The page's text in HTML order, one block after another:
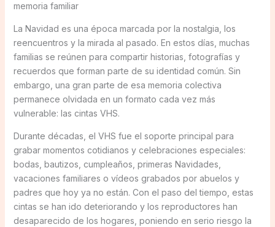
memoria familiar
La Navidad es una época marcada por la nostalgia, los
reencuentros y la mirada al pasado. En estos días, muchas
familias se reúnen para compartir historias, fotografías y
recuerdos que forman parte de su identidad común. Sin
embargo, una gran parte de esa memoria colectiva
permanece olvidada en un formato cada vez más
vulnerable: las cintas VHS.
Durante décadas, el VHS fue el soporte principal para
grabar momentos cotidianos y celebraciones especiales:
bodas, bautizos, cumpleaños, primeras Navidades,
vacaciones familiares o vídeos grabados por abuelos y
padres que hoy ya no están. Con el paso del tiempo, estas
cintas se han ido deteriorando y los reproductores han
desaparecido de los hogares, poniendo en serio riesgo la